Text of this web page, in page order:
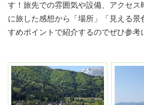
す！旅先での雰囲気や設備、アクセス
に旅した感想から「場所」「見える景
すめポイントで紹介するのでぜひ参考